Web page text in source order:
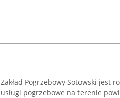
Zakład Pogrzebowy Sotowski jest
usługi pogrzebowe na terenie